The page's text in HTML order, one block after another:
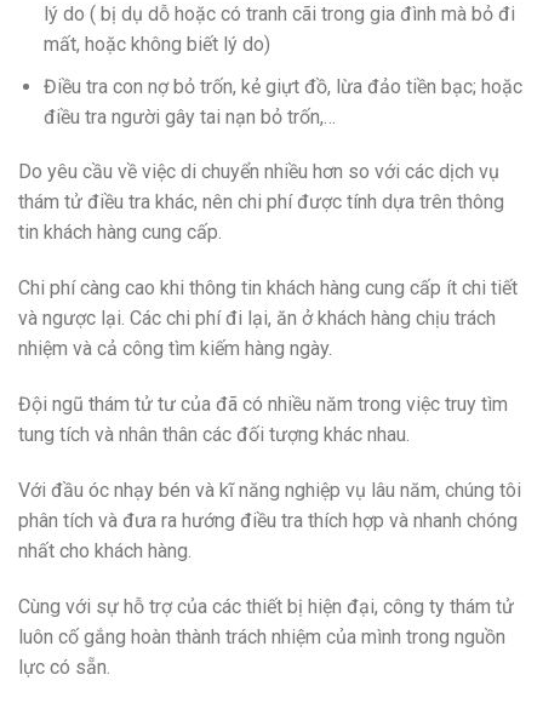
lý do ( bị dụ dỗ hoặc có tranh cãi trong gia đình mà bỏ đi
mất, hoặc không biết lý do)
Điều tra con nợ bỏ trốn, kẻ giựt đồ, lừa đảo tiền bạc; hoặc
điều tra người gây tai nạn bỏ trốn,…
Do yêu cầu về việc di chuyển nhiều hơn so với các dịch vụ
thám tử điều tra khác, nên chi phí được tính dựa trên thông
tin khách hàng cung cấp.
Chi phí càng cao khi thông tin khách hàng cung cấp ít chi tiết
và ngược lại. Các chi phí đi lại, ăn ở khách hàng chịu trách
nhiệm và cả công tìm kiếm hàng ngày.
Đội ngũ thám tử tư của đã có nhiều năm trong việc truy tìm
tung tích và nhân thân các đối tượng khác nhau.
Với đầu óc nhạy bén và kĩ năng nghiệp vụ lâu năm, chúng tôi
phân tích và đưa ra hướng điều tra thích hợp và nhanh chóng
nhất cho khách hàng.
Cùng với sự hỗ trợ của các thiết bị hiện đại, công ty thám tử
luôn cố gắng hoàn thành trách nhiệm của mình trong nguồn
lực có sẵn.